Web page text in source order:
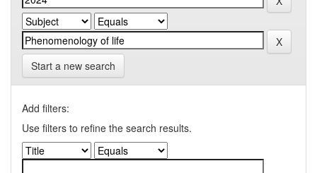
Start a new search
Add filters:
Use filters to refine the search results.